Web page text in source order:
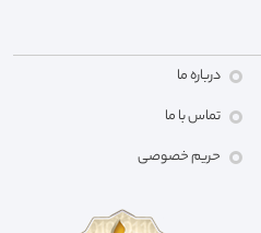
درباره ما
تماس با ما
حریم خصوصی